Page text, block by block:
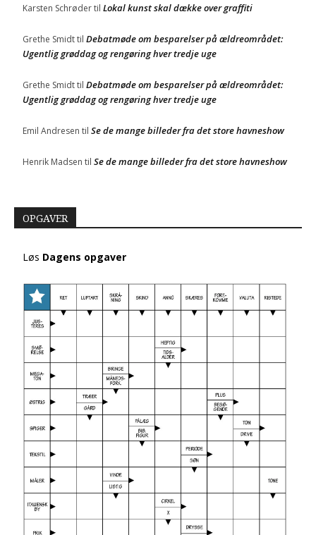
Karsten Schrødertil Lokal kunst skal dække over graffiti
Grethe Smidttil Debatmøde om besparelser på ældreområdet:
Ugentlig grøddag og rengøring hver tredje uge
Grethe Smidttil Debatmøde om besparelser på ældreområdet:
Ugentlig grøddag og rengøring hver tredje uge
Emil Andresen til Se de mange billeder fra det store havneshow
Henrik Madsen til Se de mange billeder fra det store havneshow
OPGAVER
Løs Dagens opgaver